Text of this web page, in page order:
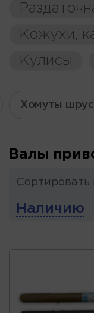
Кожухи,
Кулисы
Хомуты
Валы
Сортировать
Наличию